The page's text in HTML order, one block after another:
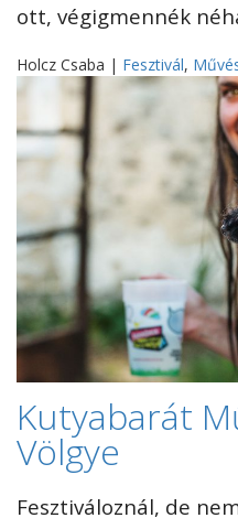
ott, végigmennék
Holcz Csaba | Fesztivál,
Kutyabarát
Völgye
Fesztiváloznál, de